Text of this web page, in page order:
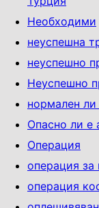
Необходими
неуспешна
неуспешно
Неуспешно
нормален ли
Опасно ли е
Операция
операция за
операция